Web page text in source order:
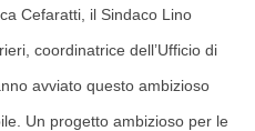
Cefaratti, il Sindaco Lino
coordinatrice dell’Ufficio di
nno avviato questo ambizioso
. Un progetto ambizioso per le